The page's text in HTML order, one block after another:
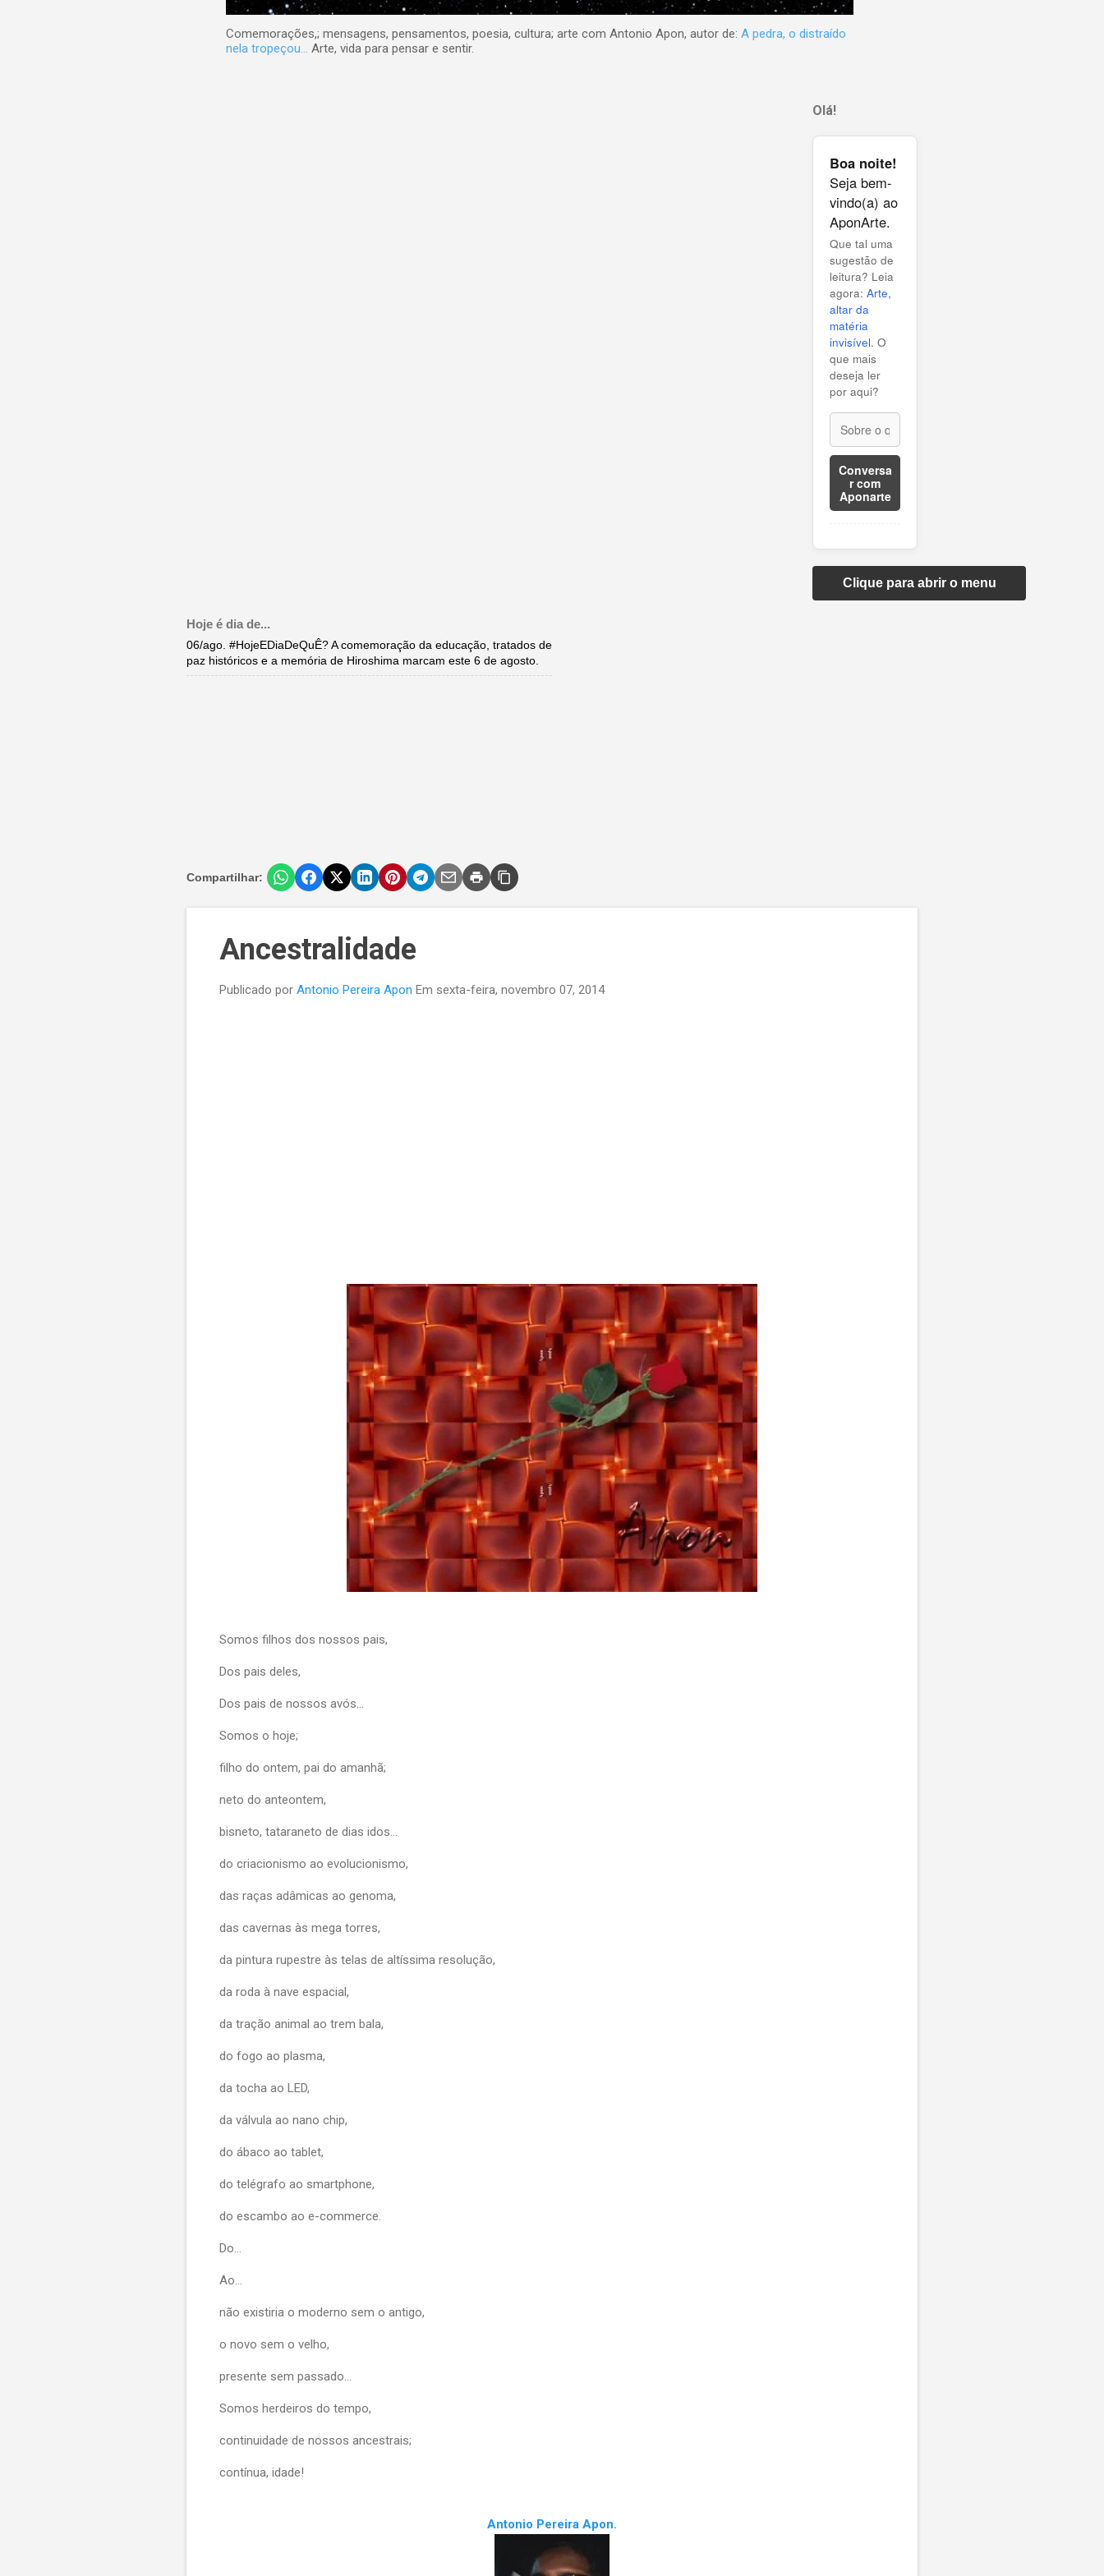
Comemorações,; mensagens, pensamentos, poesia, cultura; arte com Antonio Apon, autor de: A pedra, o distraído
nela tropeçou... Arte, vida para pensar e sentir.
Olá!
Boa noite!
Seja bem-
vindo(a) ao
AponArte.
Que tal uma
sugestão de
leitura? Leia
agora: Arte,
altar da
matéria
invisível. O
que mais
deseja ler
por aqui?
Conversa
r com
Aponarte
Clique para abrir o menu
Hoje é dia de...
06/ago. #HojeEDiaDeQuÊ? A comemoração da educação, tratados de
paz históricos e a memória de Hiroshima marcam este 6 de agosto.
Compartilhar:
Ancestralidade
Publicado por Antonio Pereira Apon Em sexta-feira, novembro 07, 2014
Somos filhos dos nossos pais,
Dos pais deles,
Dos pais de nossos avós...
Somos o hoje;
filho do ontem, pai do amanhã;
neto do anteontem,
bisneto, tataraneto de dias idos...
do criacionismo ao evolucionismo,
das raças adâmicas ao genoma,
das cavernas às mega torres,
da pintura rupestre às telas de altíssima resolução,
da roda à nave espacial,
da tração animal ao trem bala,
do fogo ao plasma,
da tocha ao LED,
da válvula ao nano chip,
do ábaco ao tablet,
do telégrafo ao smartphone,
do escambo ao e-commerce.
Do...
Ao...
não existiria o moderno sem o antigo,
o novo sem o velho,
presente sem passado...
Somos herdeiros do tempo,
continuidade de nossos ancestrais;
contínua, idade!
Antonio Pereira Apon.